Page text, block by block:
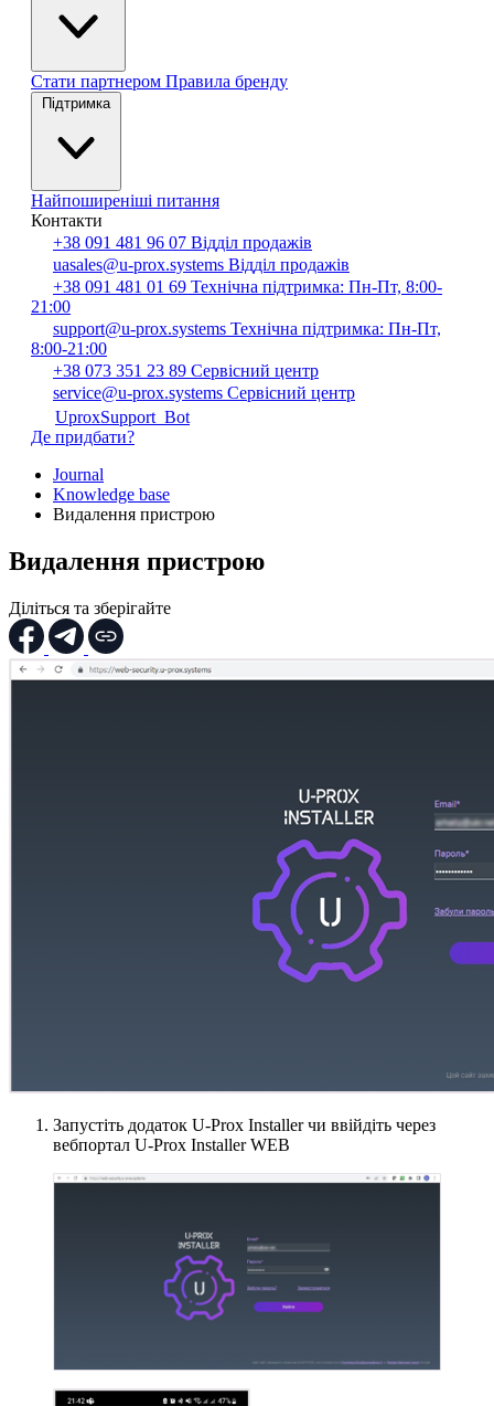
Стати партнером Правила бренду
Підтримка
Найпоширеніші питання
Контакти
+38 091 481 96 07 Відділ продажів
uasales@u-prox.systems Відділ продажів
+38 091 481 01 69 Технічна підтримка: Пн-Пт, 8:00-
21:00
support@u-prox.systems Технічна підтримка: Пн-Пт,
8:00-21:00
+38 073 351 23 89 Сервісний центр
service@u-prox.systems Сервісний центр
UproxSupport_Bot
Де придбати?
Journal
Knowledge base
Видалення пристрою
Видалення пристрою
Діліться та зберігайте
Запустіть додаток U-Prox Installer чи ввійдіть через
вебпортал U-Prox Installer WEB